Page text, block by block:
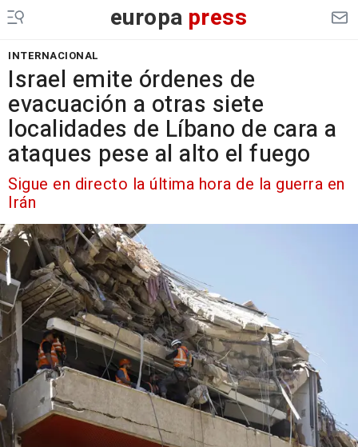
europa press
INTERNACIONAL
Israel emite órdenes de
evacuación a otras siete
localidades de Líbano de cara a
ataques pese al alto el fuego
Sigue en directo la última hora de la guerra en
Irán